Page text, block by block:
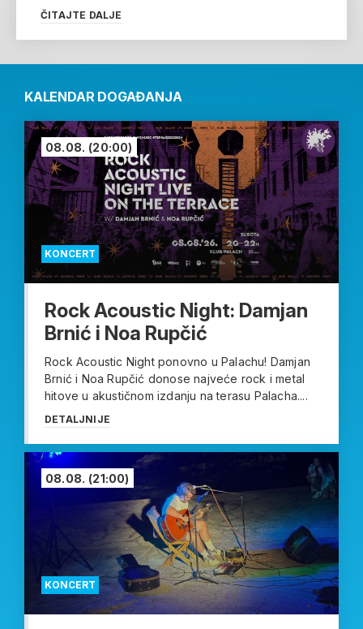
ČITAJTE DALJE
KALENDAR DOGAĐANJA
KONCERT
08.08. (20:00)
Rock Acoustic Night: Damjan
Brnić i Noa Rupčić
Rock Acoustic Night ponovno u Palachu! Damjan
Brnić i Noa Rupčić donose najveće rock i metal
hitove u akustičnom izdanju na terasu Palacha....
DETALJNIJE
KONCERT
08.08. (21:00)